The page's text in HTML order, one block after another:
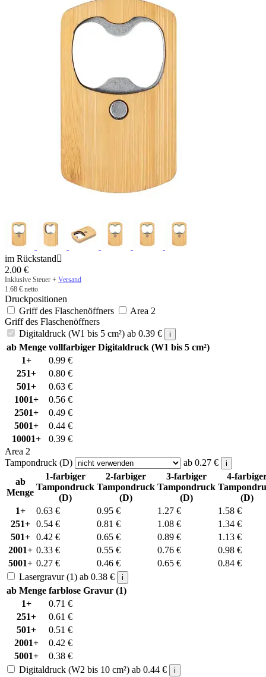
im Rückstand
2.00 €
Inklusive Steuer + Versand
1.68 € netto
Druckpositionen
Griff des Flaschenöffners
Area 2
Griff des Flaschenöffners
Digitaldruck (W1 bis 5 cm²) ab 0.39 € i
ab Menge vollfarbiger Digitaldruck (W1 bis 5 cm²)
1+
0.99 €
251+
0.80 €
501+
0.63 €
1001+
0.56 €
2501+
0.49 €
5001+
0.44 €
10001+
0.39 €
Area 2
Tampondruck (D)
ab 0.27 € i
ab
Menge
1-farbiger
Tampondruck
(D)
2-farbiger
Tampondruck
(D)
3-farbiger
Tampondruck
(D)
4-
(D)
1+
0.63 € 0.95 € 1.27 € 1.58 €
251+
0.54 € 0.81 € 1.08 € 1.34 €
501+
0.42 € 0.65 € 0.89 € 1.13 €
2001+ 0.33 € 0.55 € 0.76 € 0.98 €
5001+ 0.27 € 0.46 € 0.65 € 0.84 €
Lasergravur (1) ab 0.38 € i
ab Menge farblose Gravur (1)
1+
0.71 €
251+
0.61 €
501+
0.51 €
2001+
0.42 €
5001+
0.38 €
Digitaldruck (W2 bis 10 cm²) ab 0.44 € i